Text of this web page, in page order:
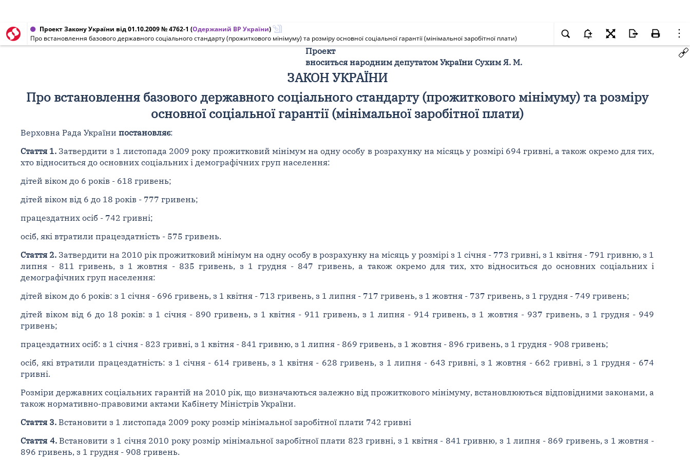
Проект Закону України від 01.10.2009 № 4762-1 (Одержаний ВР України)
Про встановлення базового державного соціального стандарту (прожиткового мінімуму) та розміру основної соціальної гарантії (мінімальної заробітної плати)